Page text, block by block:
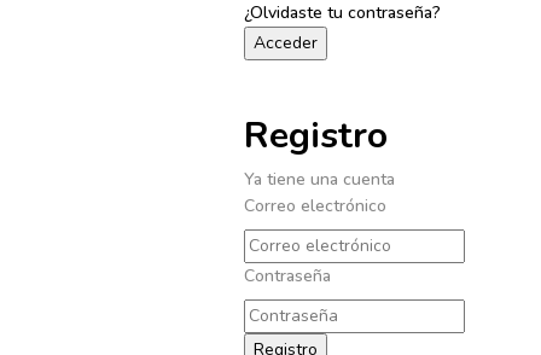
¿Olvidaste tu contraseña?
Registro
Ya tiene una cuenta
Correo electrónico
Contraseña